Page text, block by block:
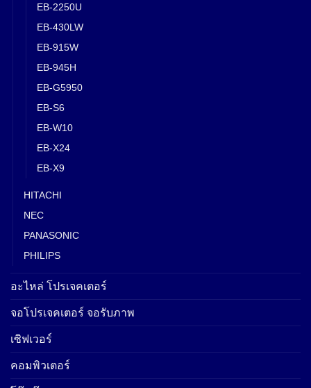
EB-2250U
EB-430LW
EB-915W
EB-945H
EB-G5950
EB-S6
EB-W10
EB-X24
EB-X9
HITACHI
NEC
PANASONIC
PHILIPS
อะไหล่ โปรเจคเตอร์
จอโปรเจคเตอร์ จอรับภาพ
เซิฟเวอร์
คอมพิวเตอร์